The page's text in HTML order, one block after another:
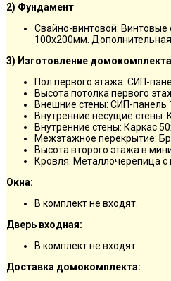
2) Фундамент
Свайно-винтовой: Винтовые
100х200мм.
3) Изготовление
Пол первого этажа: СИП-
Высота потолка первого
Внешние стены: СИП-панель
Внутренние несущие стены:
Внутренние стены: Каркас
Межэтажное перекрытие:
Высота второго этажа в
Кровля: Металлочерепица
Окна:
В комплект не входят.
Дверь входная:
В комплект не входят.
Доставка домокомплекта: